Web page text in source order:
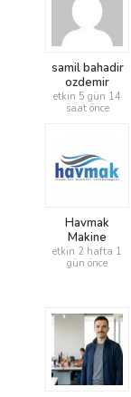
samil bahadir
ozdemir
etkin 5 gün 14
saat önce
Havmak
Makine
etkin 2 hafta 1
gün önce